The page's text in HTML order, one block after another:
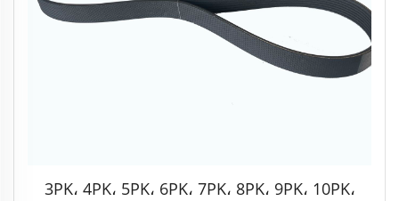
3PK، 4PK، 5PK، 6PK، 7PK، 8PK، 9PK، 10PK،